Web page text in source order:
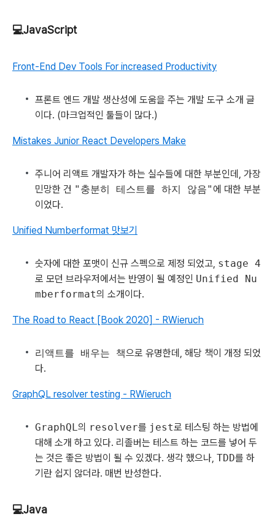
💻JavaScript
Front-End Dev Tools For increased Productivity
프론트 엔드 개발 생산성에 도움을 주는 개발 도구 소개 글
이다. (마크업적인 툴들이 많다.)
Mistakes Junior React Developers Make
주니어 리액트 개발자가 하는 실수들에 대한 부분인데, 가장
민망한 건 "충분히 테스트를 하지 않음"에 대한 부분
이었다.
Unified Numberformat 맛보기
숫자에 대한 포맷이 신규 스펙으로 제정 되었고, stage 4
로 모던 브라우저에서는 반영이 될 예정인 Unified Nu
mberformat의 소개이다.
The Road to React [Book 2020] - RWieruch
리액트를 배우는 책으로 유명한데, 해당 책이 개정 되었
다.
GraphQL resolver testing - RWieruch
GraphQL의 resolver를 jest로 테스팅 하는 방법에
대해 소개 하고 있다. 리졸버는 테스트 하는 코드를 넣어 두
는 것은 좋은 방법이 될 수 있겠다. 생각 했으나, TDD를 하
기란 쉽지 않더라. 매번 반성한다.
💻Java